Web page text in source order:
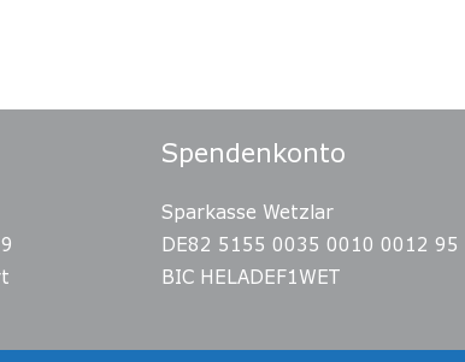
Spendenkonto
Sparkasse Wetzlar
DE82 5155 0035 0010 0012 95
BIC HELADEF1WET